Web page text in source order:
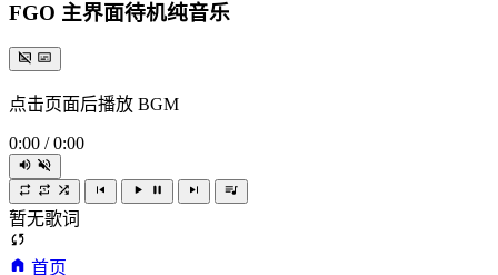
FGO 主界面待机纯音乐
点击页面后播放 BGM
0:00 / 0:00
暂无歌词
首页